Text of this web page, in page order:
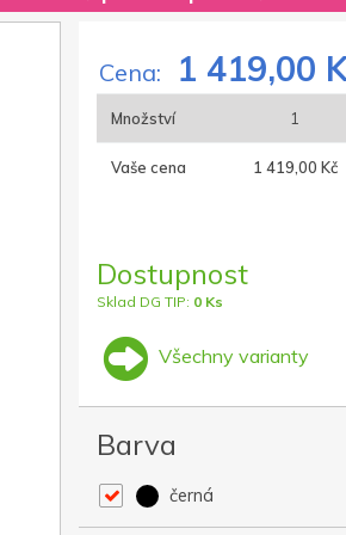
Cena: 1 419,00
Množství 1
Vaše cena 1 419,00 Kč
Dostupnost
Sklad DG TIP: 0 Ks
Všechny varianty
Barva
černá